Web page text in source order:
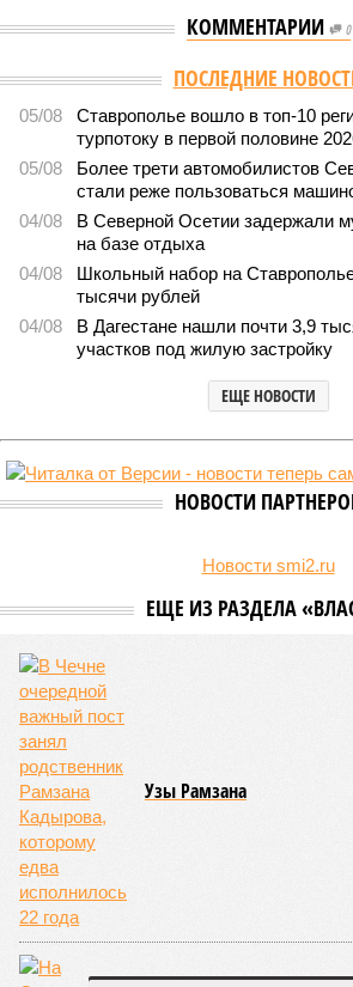
КОММЕНТАРИИ 0
ПОСЛЕДНИЕ
05/08
Ставрополье вошло в топ-10
турпотоку в первой половине
05/08
Более трети автомобилистов
стали реже пользоваться
04/08
В Северной Осетии задержали
на базе отдыха
04/08
Школьный набор на
тысячи рублей
04/08
В Дагестане нашли почти 3,9
участков под жилую застройку
ЕЩЕ НОВОСТИ
НОВОСТИ
Новости smi2.ru
ЕЩЕ ИЗ РАЗДЕЛА
Узы Рамзана